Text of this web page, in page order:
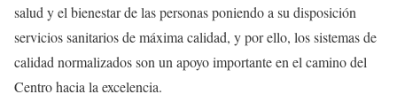
salud y el bienestar de las personas poniendo a su disposición
servicios sanitarios de máxima calidad, y por ello, los sistemas de
calidad normalizados son un apoyo importante en el camino del
Centro hacia la excelencia.